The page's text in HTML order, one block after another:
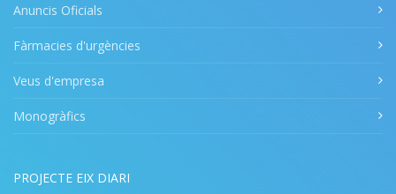
Anuncis Oficials
Fàrmacies d'urgències
Veus d'empresa
Monogràfics
PROJECTE EIX DIARI